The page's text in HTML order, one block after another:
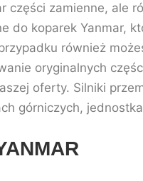
części zamienne, ale
do koparek Yanmar,
również
oryginalnych
oferty. Silniki
górniczych,